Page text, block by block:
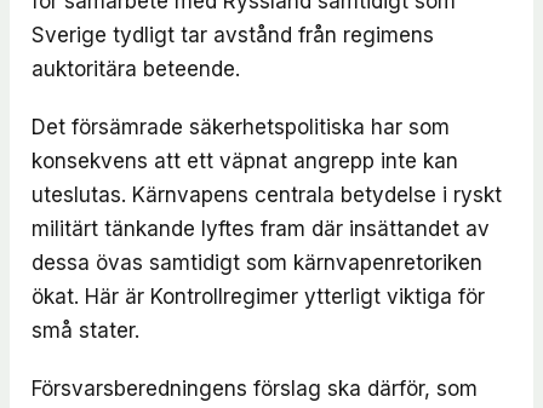
Sverige tydligt tar avstånd från regimens
auktoritära beteende.
Det försämrade säkerhetspolitiska har som
konsekvens att ett väpnat angrepp inte kan
uteslutas. Kärnvapens centrala betydelse i ryskt
militärt tänkande lyftes fram där insättandet av
dessa övas samtidigt som kärnvapenretoriken
ökat. Här är Kontrollregimer ytterligt viktiga för
små stater.
Försvarsberedningens förslag ska därför, som